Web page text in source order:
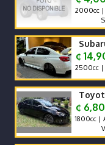
2000cc |
Se
¢
2500cc |
¢
1800cc |